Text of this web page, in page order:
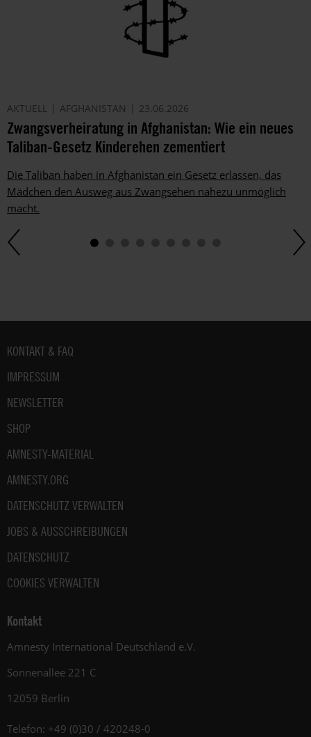
AKTUELL AFGHANISTAN 23.06.2026
Zwangsverheiratung in Afghanistan: Wie ein neues
Taliban-Gesetz Kinderehen zementiert
Die Taliban haben in Afghanistan ein Gesetz erlassen, das
Mädchen den Ausweg aus Zwangsehen nahezu unmöglich
macht.
Fußbereich
KONTAKT & FAQ
IMPRESSUM
NEWSLETTER
SHOP
AMNESTY-MATERIAL
AMNESTY.ORG
DATENSCHUTZ VERWALTEN
JOBS & AUSSCHREIBUNGEN
DATENSCHUTZ
COOKIES VERWALTEN
Kontakt
Amnesty International Deutschland e.V.
Sonnenallee 221 C
12059 Berlin
Telefon: +49 (0)30 / 420248-0